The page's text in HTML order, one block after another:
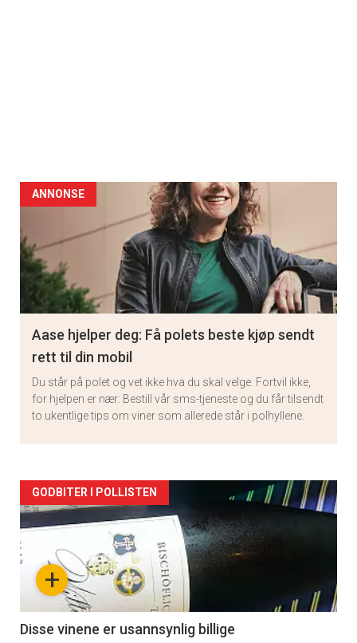
ANNONSE
Aase hjelper deg: Få polets beste kjøp sendt
rett til din mobil
Du står på polet og vet ikke hva du skal velge. Fortvil ikke,
for hjelpen er nær: Bestill vår sms-tjeneste og du får tilsendt
to ukentlige tips om viner som allerede står i polhyllene.
Artikler
detail
-
section
11
+
GODBITER I POLLISTEN
Disse vinene er usannsynlig billige